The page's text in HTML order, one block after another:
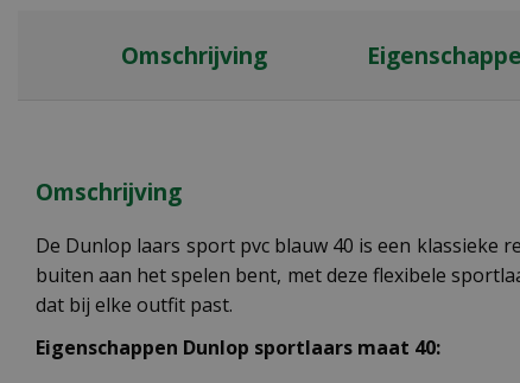
Omschrijving
Omschrijving
De Dunlop laars sport pvc blauw 40 is een
buiten aan het spelen bent, met deze flexibele
dat bij elke outfit past.
Eigenschappen Dunlop sportlaars maat 40: